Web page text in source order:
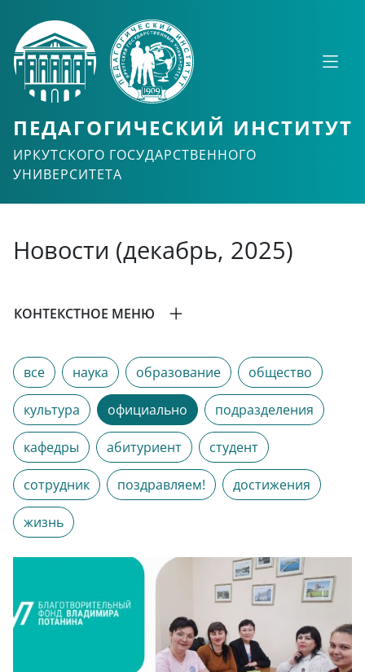
ПЕДАГОГИЧЕСКИЙ ИНСТИТУТ
ИРКУТСКОГО ГОСУДАРСТВЕННОГО
УНИВЕРСИТЕТА
Новости (декабрь, 2025)
КОНТЕКСТНОЕ МЕНЮ
все наука образование общество
культура официально подразделения
кафедры абитуриент студент
сотрудник поздравляем! достижения
жизнь